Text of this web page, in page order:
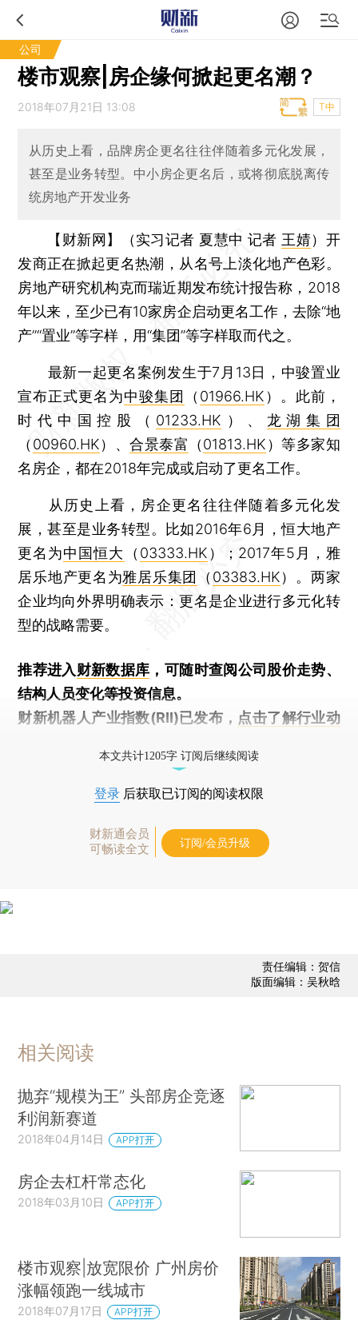
公司
楼市观察|房企缘何掀起更名潮？
2018年07月21日 13:08 T中
从历史上看，品牌房企更名往往伴随着多元化发展，
甚至是业务转型。中小房企更名后，或将彻底脱离传
统房地产开发业务
【财新网】（实习记者 夏慧中 记者 王婧） 开
发商正在掀起更名热潮，从名号上淡化地产色彩。
房地产研究机构克而瑞近期发布统计报告称，2018
年以来，至少已有10家房企启动更名工作，去除“地
产”“置业”等字样，用“集团”等字样取而代之。
最新一起更名案例发生于7月13日，中骏置业
宣布正式更名为中骏集团 （ 01966.HK ）。此前，
时代中国控股（ 01233.HK ）、 龙湖集团
（ 00960.HK）、合景泰富 （01813.HK ）等多家知
名房企，都在2018年完成或启动了更名工作。
从历史上看，房企更名往往伴随着多元化发
展，甚至是业务转型。比如2016年6月，恒大地产
更名为中国恒大 （ 03333.HK ）；2017年5月，雅
居乐地产更名为雅居乐集团 （ 03383.HK）。两家
企业均向外界明确表示：更名是企业进行多元化转
型的战略需要。
推荐进入财新数据库 ，可随时查阅公司股价走势、
结构人员变化等投资信息。
财新机器人产业指数(RII)已发布， 点击了解行业动
本文共计1205字 订阅后继续阅读
登录 后获取已订阅的阅读权限
财新通会员
可畅读全文
订阅/会员升级
责任编辑：贺信
版面编辑：吴秋晗
相关阅读
抛弃“规模为王” 头部房企竞逐
利润新赛道
2018年04月14日 APP打开
房企去杠杆常态化
2018年03月10日 APP打开
楼市观察|放宽限价 广州房价
涨幅领跑一线城市
2018年07月17日 APP打开